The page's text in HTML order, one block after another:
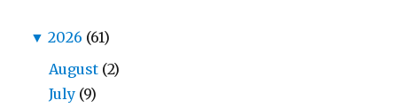
▼ 2026 (61)
August (2)
July (9)